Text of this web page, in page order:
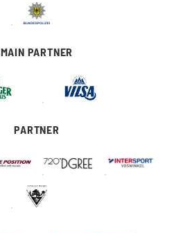
MAIN PARTNER
PARTNER